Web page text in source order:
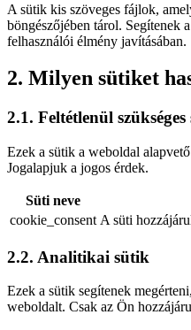
A sütik kis szöveges fájlok,
böngészőjében tárol. Segítenek
felhasználói élmény javításában.
2. Milyen sütiket
2.1. Feltétlenül
Ezek a sütik a weboldal
Jogalapjuk a jogos érdek.
Süti neve
cookie_consent A süti
2.2. Analitikai sütik
Ezek a sütik segítenek
weboldalt. Csak az Ön